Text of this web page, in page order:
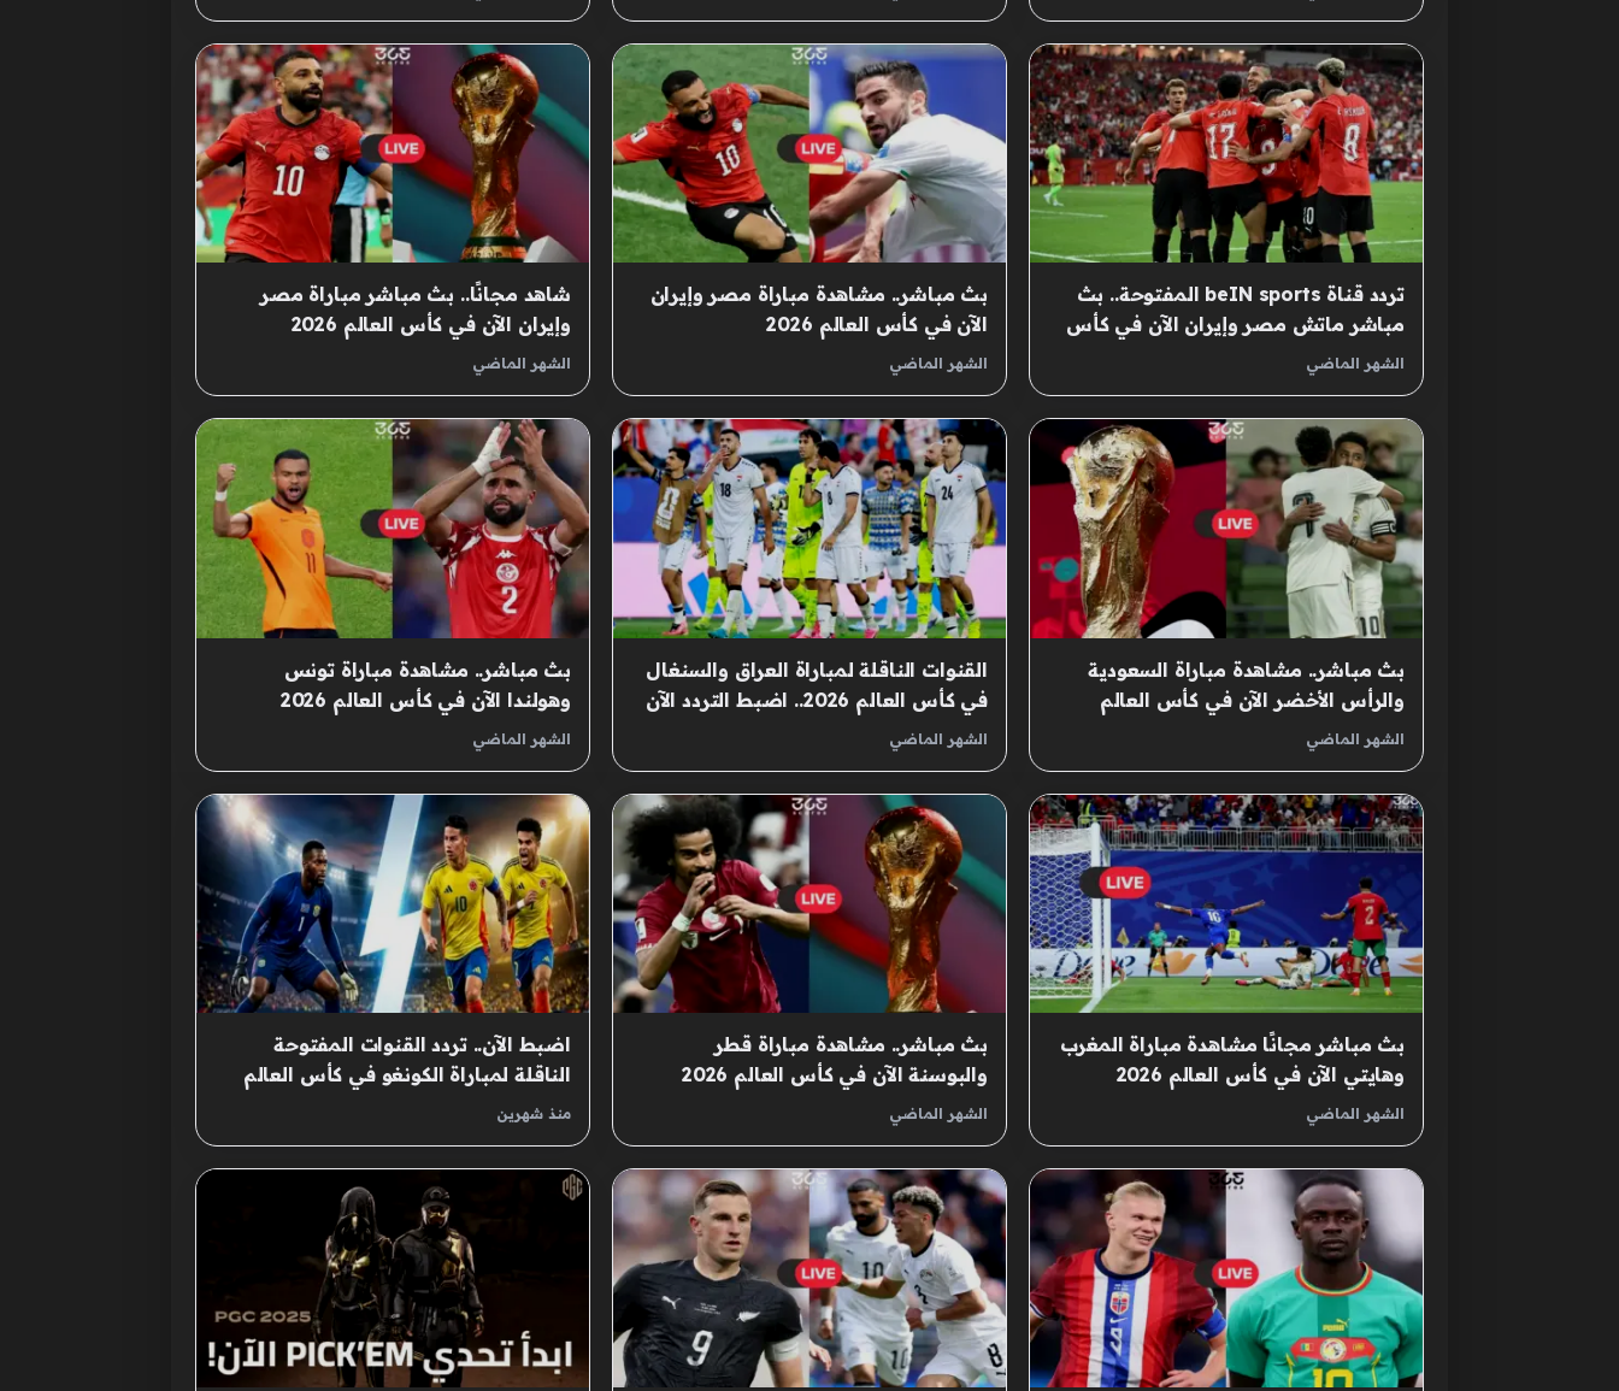
تردد قناة beIN sports المفتوحة.. بث
مباشر ماتش مصر وإيران الآن في كأس
العالم
الشهر الماضي
بث مباشر.. مشاهدة مباراة مصر وإيران
الآن في كأس العالم 2026
الشهر الماضي
شاهد مجانًا.. بث مباشر مباراة مصر
وإيران الآن في كأس العالم 2026
الشهر الماضي
بث مباشر.. مشاهدة مباراة السعودية
والرأس الأخضر الآن في كأس العالم
الشهر الماضي
القنوات الناقلة لمباراة العراق والسنغال
في كأس العالم 2026.. اضبط التردد الآن
الشهر الماضي
بث مباشر.. مشاهدة مباراة تونس
وهولندا الآن في كأس العالم 2026
الشهر الماضي
بث مباشر مجانًا مشاهدة مباراة المغرب
وهايتي الآن في كأس العالم 2026
الشهر الماضي
بث مباشر.. مشاهدة مباراة قطر
والبوسنة الآن في كأس العالم 2026
الشهر الماضي
اضبط الآن.. تردد القنوات المفتوحة
الناقلة لمباراة الكونغو في كأس العالم
2026 مجانا
منذ شهرين